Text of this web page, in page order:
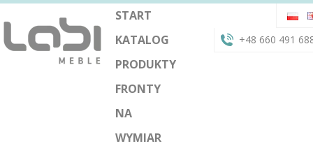
START
KATALOG
PRODUKTY
FRONTY
NA
WYMIAR
+48 660 491